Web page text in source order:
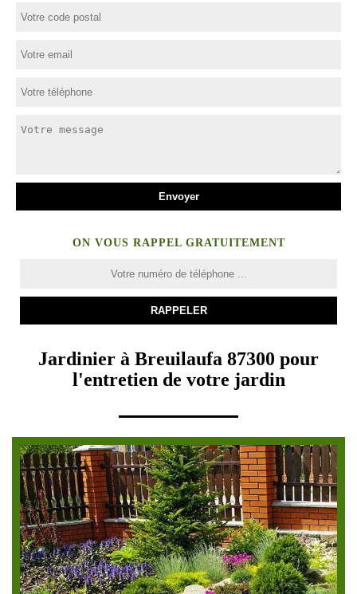
ON VOUS RAPPEL GRATUITEMENT
Jardinier à Breuilaufa 87300 pour
l'entretien de votre jardin